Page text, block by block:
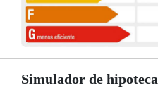
Simulador de hipoteca